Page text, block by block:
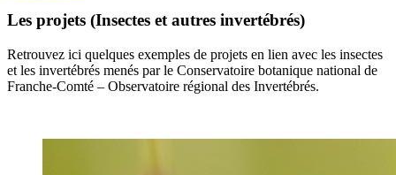
Les projets (Insectes et autres invertébrés)
Retrouvez ici quelques exemples de projets en lien avec les insectes
et les invertébrés menés par le Conservatoire botanique national de
Franche-Comté – Observatoire régional des Invertébrés.